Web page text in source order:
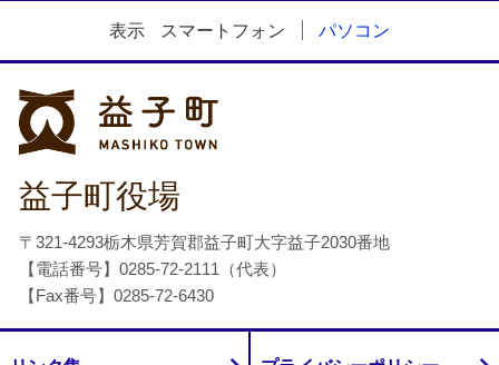
表示 スマートフォン パソコン
益子町役場
〒321-4293栃木県芳賀郡益子町大字益子2030番地
【電話番号】0285-72-2111（代表）
【Fax番号】0285-72-6430